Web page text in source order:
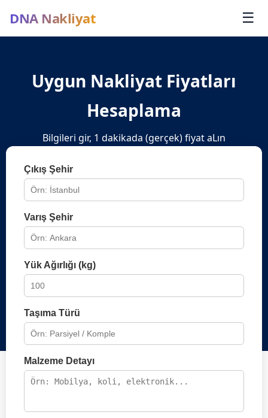
DNA Nakliyat ☰
Uygun Nakliyat Fiyatları
Hesaplama
Bilgileri gir, 1 dakikada (gerçek) fiyat aLın
Çıkış Şehir
Varış Şehir
Yük Ağırlığı (kg)
Taşıma Türü
Malzeme Detayı